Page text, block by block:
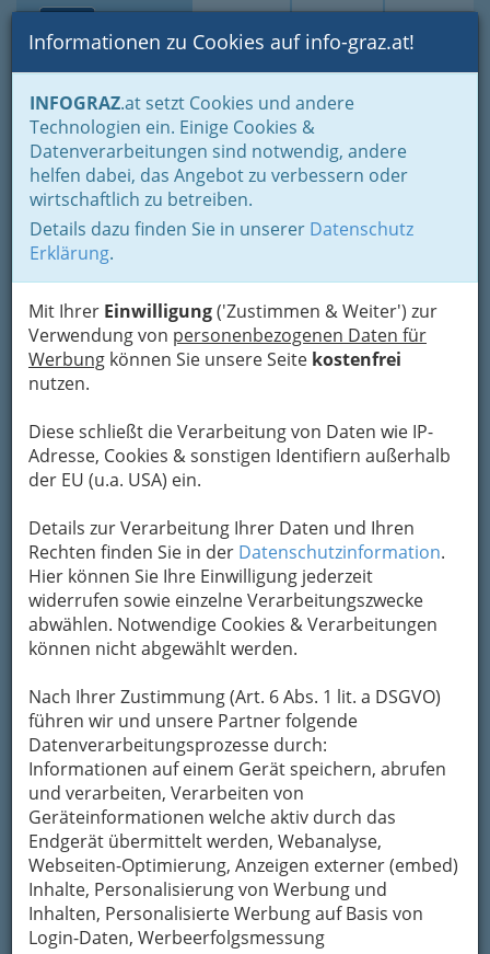
Suche Login Toggle
Informationen zu Cookies auf info-graz.at!
INFOGRAZ.at setzt Cookies und andere
Technologien ein. Einige Cookies &
Datenverarbeitungen sind notwendig, andere
helfen dabei, das Angebot zu verbessern oder
wirtschaftlich zu betreiben.
Details dazu finden Sie in unserer Datenschutz
Erklärung.
Mit Ihrer Einwilligung('Zustimmen & Weiter') zur
Verwendung von personenbezogenen Daten für
Werbung können Sie unsere Seite kostenfrei
nutzen.
Diese schließt die Verarbeitung von Daten wie IP-
Adresse, Cookies & sonstigen Identifiern außerhalb
der EU (u.a. USA) ein.
Details zur Verarbeitung Ihrer Daten und Ihren
Rechten finden Sie in der Datenschutzinformation.
Hier können Sie Ihre Einwilligung jederzeit
widerrufen sowie einzelne Verarbeitungszwecke
abwählen. Notwendige Cookies & Verarbeitungen
können nicht abgewählt werden.
Nach Ihrer Zustimmung (Art. 6 Abs. 1 lit. a DSGVO)
führen wir und unsere Partner folgende
Datenverarbeitungsprozesse durch:
Informationen auf einem Gerät speichern, abrufen
und verarbeiten, Verarbeiten von
Geräteinformationen welche aktiv durch das
Endgerät übermittelt werden, Webanalyse,
Webseiten-Optimierung, Anzeigen externer (embed)
Inhalte, Personalisierung von Werbung und
Inhalten, Personalisierte Werbung auf Basis von
Login-Daten, Werbeerfolgsmessung
Home Lifestyle
Hoamat - Steiermark - unsere Heimat
Buschenschank
Buschenschänke in Voitsberg
Buschenschank
Fuchsenhof
Gasselberg 56, 8564 Gaisfeld
+43 3143 20 120
Karte
Adresse mit Google Maps anschauen
Hoamat - Steiermark